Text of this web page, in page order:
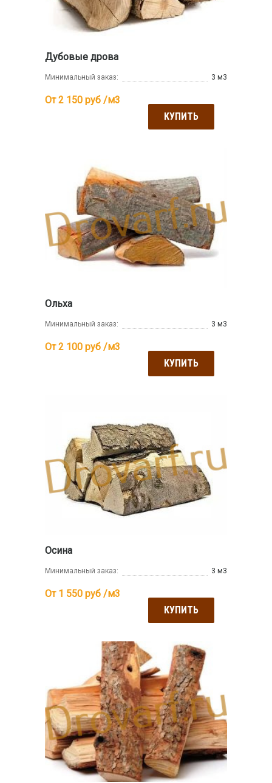
Дубовые дрова
Минимальный заказ: 3 м3
От 2 150 руб /м3
КУПИТЬ
Ольха
Минимальный заказ: 3 м3
От 2 100 руб /м3
КУПИТЬ
Осина
Минимальный заказ: 3 м3
От 1 550 руб /м3
КУПИТЬ